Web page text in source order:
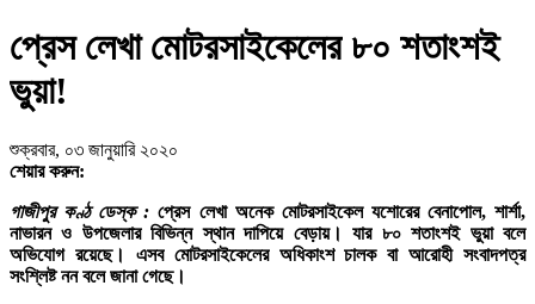
প্রেস লেখা মোটরসাইকেলের ৮০ শতাংশই
ভুয়া!
শুক্রবার, ০৩ জানুয়ারি ২০২০
শেয়ার করুন:
গাজীপুর কণ্ঠ ডেস্ক : প্রেস লেখা অনেক মোটরসাইকেল যশোরের বেনাপোল, শার্শা,
নাভারন ও উপজেলার বিভিন্ন স্থান দাপিয়ে বেড়ায়। যার ৮০ শতাংশই ভুয়া বলে
অভিযোগ রয়েছে। এসব মোটরসাইকেলের অধিকাংশ চালক বা আরোহী সংবাদপত্র
সংশ্লিষ্ট নন বলে জানা গেছে।